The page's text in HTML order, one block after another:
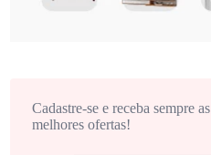
Cadastre-se e receba sempre as
melhores ofertas!